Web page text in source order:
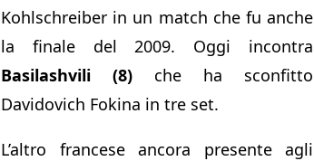
Kohlschreiber in un match che fu anche
la finale del 2009. Oggi incontra
Basilashvili (8) che ha sconfitto
Davidovich Fokina in tre set.
L’altro francese ancora presente agli